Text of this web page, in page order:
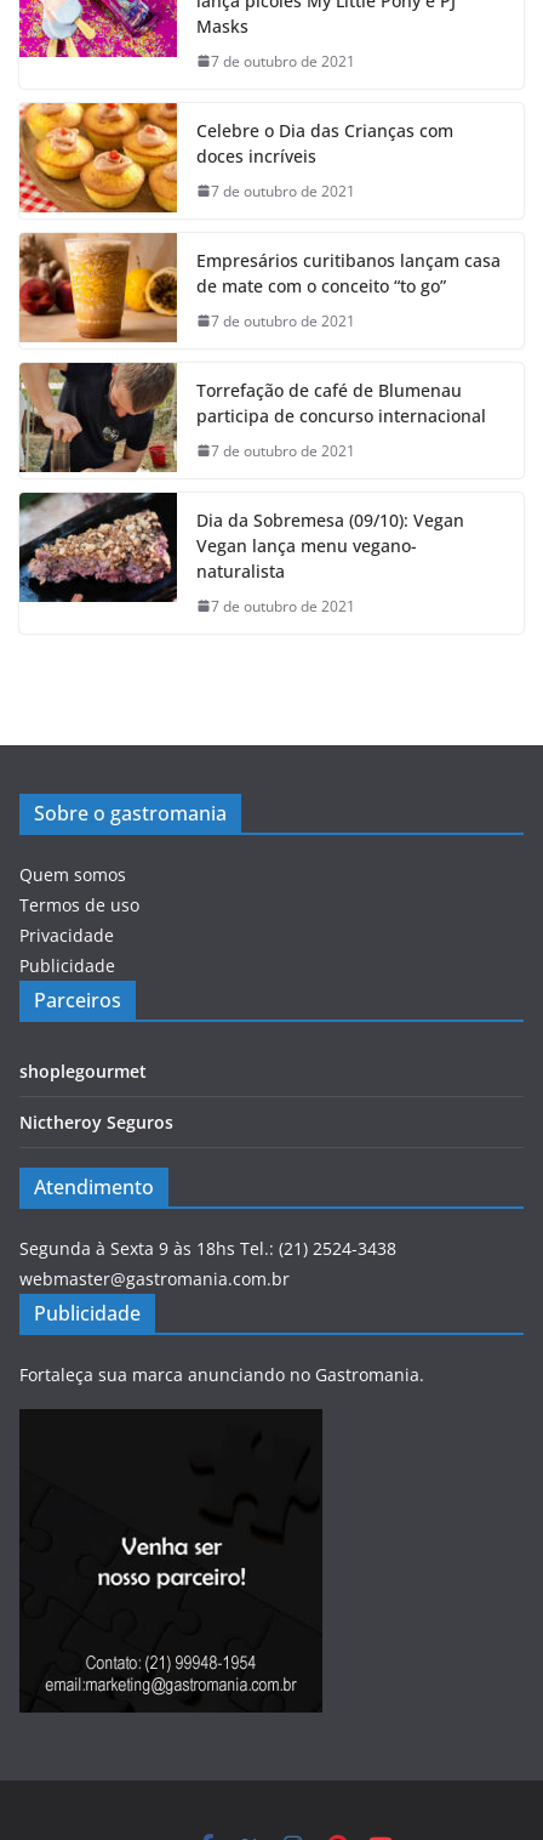
Masks
7 de outubro de 2021
Celebre o Dia das Crianças com
doces incríveis
7 de outubro de 2021
Empresários curitibanos lançam casa
de mate com o conceito “to go”
7 de outubro de 2021
Torrefação de café de Blumenau
participa de concurso internacional
7 de outubro de 2021
Dia da Sobremesa (09/10): Vegan
Vegan lança menu vegano-
naturalista
7 de outubro de 2021
Sobre o gastromania
Quem somos
Termos de uso
Privacidade
Publicidade
Parceiros
shoplegourmet
Nictheroy Seguros
Atendimento
Segunda à Sexta 9 às 18hs Tel.: (21) 2524-3438
webmaster@gastromania.com.br
Publicidade
Fortaleça sua marca anunciando no Gastromania.